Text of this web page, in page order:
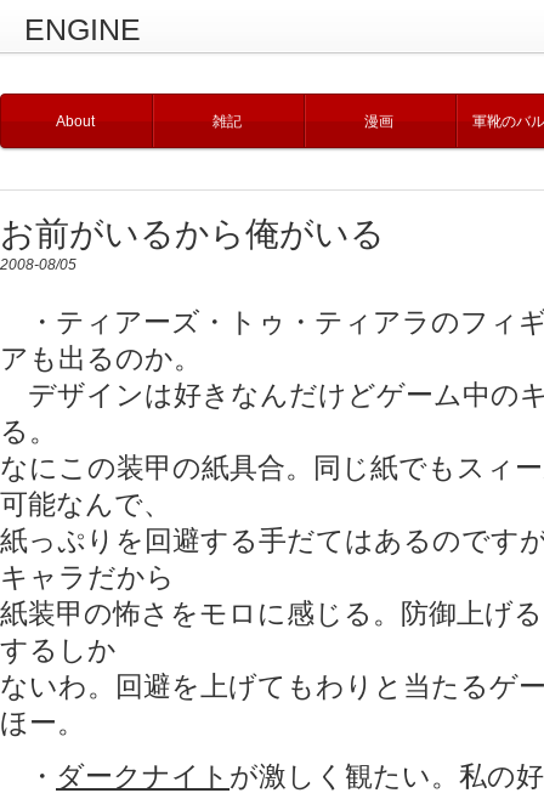
ENGINE
About 雑記 漫画 軍靴のバ
お前がいるから俺がいる
2008-08/05
・ティアーズ・トゥ・ティアラのフィ
アも出るのか。
デザインは好きなんだけどゲーム中の
る。
なにこの装甲の紙具合。同じ紙でもスィ
可能なんで、
紙っぷりを回避する手だてはあるのです
キャラだから
紙装甲の怖さをモロに感じる。防御上げ
するしか
ないわ。回避を上げてもわりと当たるゲ
ほー。
・ ダークナイト が激しく観たい。私の